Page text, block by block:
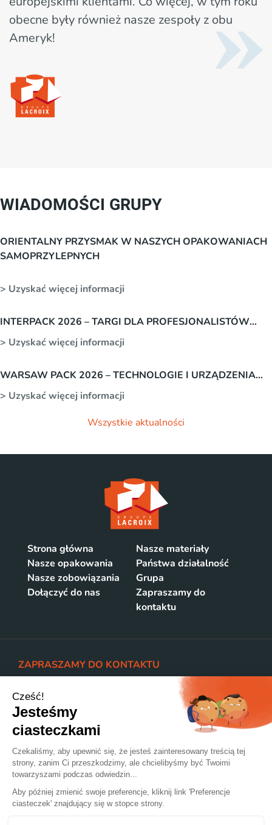
obecne były również nasze zespoły z obu
Ameryk!
WIADOMOŚCI GRUPY
ORIENTALNY PRZYSMAK W NASZYCH OPAKOWANIACH
SAMOPRZYLEPNYCH
> Uzyskać więcej informacji
INTERPACK 2026 – TARGI DLA PROFESJONALISTÓW
BRANŻY OPAKOWAŃ.
> Uzyskać więcej informacji
WARSAW PACK 2026 – TECHNOLOGIE I URZĄDZENIA
DO PAKOWANIA
> Uzyskać więcej informacji
Wszystkie aktualności
Strona główna
Nasze materiały
Nasze opakowania
Państwa działalność
Nasze zobowiązania
Grupa
Dołączyć do nas
Zapraszamy do
kontaktu
ZAPRASZAMY DO KONTAKTU
Bohaterow Westerplatte 9
07-410 OSTROLEKA, POLSKA
WOODPAK
Boguslawice 32A
63-322 GOLUCHOW, POLSKA
+48 29 760 56 08
@Lacroix-emballages